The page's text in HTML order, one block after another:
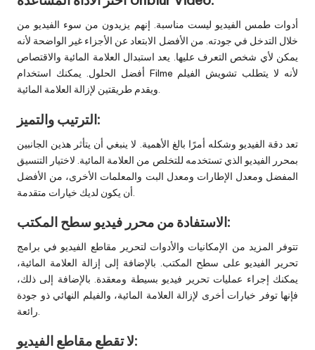
أدوات طمس الفيديو ليست مناسبة. إنهم يزيدون من سوء الفيديو من
خلال التدخل في جودته. من الأفضل الابتعاد عن الأجزاء غير الواضحة لأنه
يمكن لأي شخص التعرف عليها. يعد استبدال العلامة المائية والاقتصاص
أفضل الحلول. يمكنك استخدام Filme لأنه لا يتطلب تشويش الفيلم
ويقدم طريقتين لإزالة العلامة المائية.
الترتيب والتميز:
تعد دقة الفيديو وشكله أمرًا بالغ الأهمية. لا ينبغي أن يتأثر هذين الجانبين
بمحرر الفيديو الذي تستخدمه للتخلص من العلامة المائية. لاختيار التنسيق
المفضل ومعدل الإطارات ومعدل البت والمعلمات الأخرى، من الأفضل
الاستفادة من محرر فيديو سطح المكتب:
تتوفر المزيد من الإمكانيات والأدوات لتحرير مقاطع الفيديو في برامج
تحرير الفيديو على سطح المكتب. بالإضافة إلى إزالة العلامة المائية،
يمكنك إجراء عمليات تحرير فيديو بسيطة ومعقدة. بالإضافة إلى ذلك،
فإنها توفر خيارات أخرى لإزالة العلامة المائية، والفيلم النهائي ذو جودة
رائعة.
لا تقطع مقاطع الفيديو: